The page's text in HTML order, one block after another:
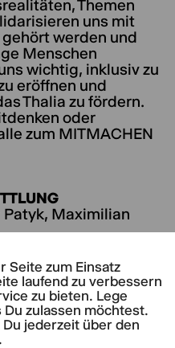
Seite zum Einsatz
laufend zu verbessern
zu bieten. Lege
zulassen möchtest.
jederzeit über den
Themen
uns mit
werden und
Menschen
wichtig, inklusiv zu
eröffnen und
Thalia zu fördern.
oder
zum MITMACHEN
Patyk, Maximilian
Kultur)